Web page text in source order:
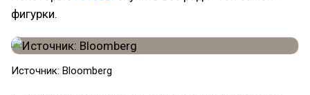
фигурки.
Источник: Bloomberg